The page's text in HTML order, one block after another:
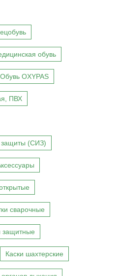
обувь
Обувь OXYPAS
ПВХ
защиты (СИЗ)
сварочные
защитные
Каски шахтерские